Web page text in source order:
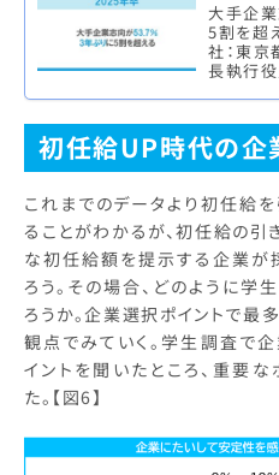
大手企
5割を超
社：東
長執行役
初任給UP時代の企
これまでのデータより初任給
ることがわかるが、初任給の引
な初任給額を提示する企業が
ろう。その場合、どのように学
ろうか。企業選択ポイントで最
観点でみていく。学生調査で
イントを聞いたところ、重要な
た。【図6】